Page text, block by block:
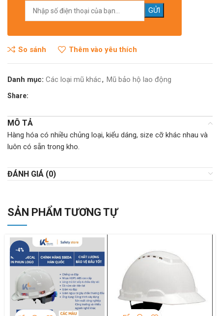
So sánh Thêm vào yêu thích
Danh mục: Các loại mũ khác, Mũ bảo hộ lao động
Share:
MÔ TẢ
Hàng hóa có nhiều chủng loại, kiểu dáng, size cỡ khác nhau và
luôn có sẵn trong kho.
ĐÁNH GIÁ (0)
SẢN PHẨM TƯƠNG TỰ
-4%